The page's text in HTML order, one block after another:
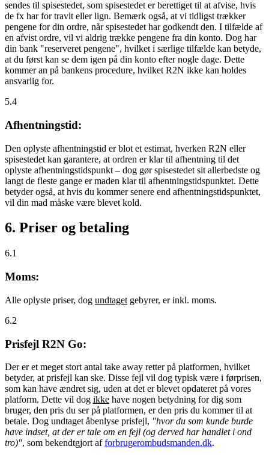
sendes til spisestedet, som spisestedet er berettiget til at afvise, hvis
de fx har for travlt eller lign. Bemærk også, at vi tidligst trækker
pengene for din ordre, når spisestedet har godkendt den. I tilfælde af
en afvist ordre, vil vi aldrig trække pengene fra din konto. Dog har
din bank "reserveret pengene", hvilket i særlige tilfælde kan betyde,
at du først kan se dem igen på din konto efter nogle dage. Dette
kommer an på bankens procedure, hvilket R2N ikke kan holdes
ansvarlig for.
5.4
Afhentningstid:
Den oplyste afhentningstid er blot et estimat, hverken R2N eller
spisestedet kan garantere, at ordren er klar til afhentning til det
oplyste afhentningstidspunkt – dog gør spisestedet sit allerbedste og
langt de fleste gange er maden klar til afhentningstidspunktet. Dette
betyder også, at hvis du kommer senere end afhentningstidspunktet,
vil din mad måske være blevet kold.
6. Priser og betaling
6.1
Moms:
Alle oplyste priser, dog undtaget gebyrer, er inkl. moms.
6.2
Prisfejl R2N Go:
Der er et meget stort antal take away retter på platformen, hvilket
betyder, at prisfejl kan ske. Disse fejl vil dog typisk være i førprisen,
som kan have ændret sig, uden at det er blevet opdateret på vores
platform. Dette vil dog ikke have nogen betydning for dig som
bruger, den pris du ser på platformen, er den pris du kommer til at
betale. Dog undtaget åbenlyse prisfejl, "hvor du som kunde burde
have indset, at der er tale om en fejl (og derved har handlet i ond
tro)", som bekendtgjort afforbrugerombudsmanden.dk.